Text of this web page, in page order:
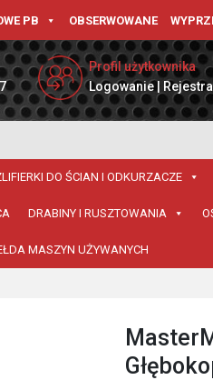
PB OBSERWOWANE
Profil użytkownika
Logowanie |
DO ŚCIAN I ODKURZACZE
DRABINY I RUSZTOWANIA
MASZYN UŻYWANYCH